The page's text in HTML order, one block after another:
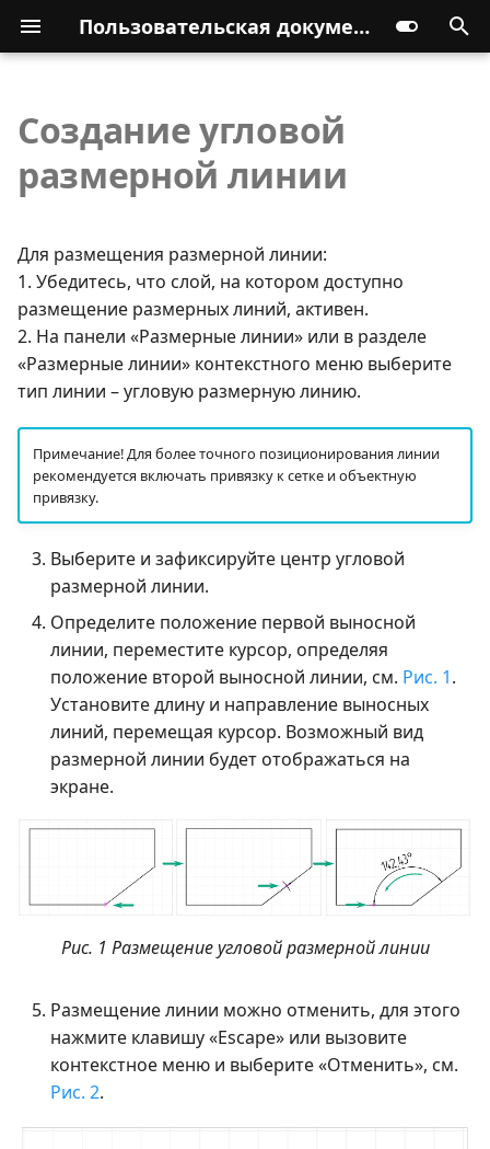
Пользовательская документация
Создание угловой
размерной линии
Для размещения размерной линии:
1. Убедитесь, что слой, на котором доступно
размещение размерных линий, активен.
2. На панели «Размерные линии» или в разделе
«Размерные линии» контекстного меню выберите
тип линии – угловую размерную линию.
Примечание! Для более точного позиционирования линии
рекомендуется включать привязку к сетке и объектную
привязку.
Выберите и зафиксируйте центр угловой
размерной линии.
Определите положение первой выносной
линии, переместите курсор, определяя
положение второй выносной линии, см. Рис. 1.
Установите длину и направление выносных
линий, перемещая курсор. Возможный вид
размерной линии будет отображаться на
экране.
Рис. 1 Размещение угловой размерной линии
Размещение линии можно отменить, для этого
нажмите клавишу «Escape» или вызовите
контекстное меню и выберите «Отменить», см.
Рис. 2.